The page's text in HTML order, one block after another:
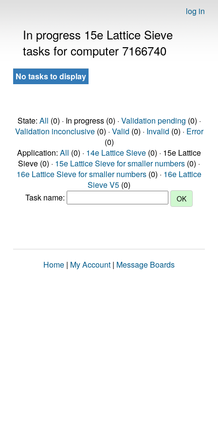
log in
In progress 15e Lattice Sieve
tasks for computer 7166740
No tasks to display
State: All (0) · In progress (0) · Validation pending (0) ·
Validation inconclusive(0) · Valid (0) · Invalid (0) · Error
(0)
Application: All (0) · 14e Lattice Sieve (0) · 15e Lattice
Sieve (0) · 15e Lattice Sieve for smaller numbers (0) ·
16e Lattice Sieve for smaller numbers (0) · 16e Lattice
Sieve V5 (0)
Task name:
Home | My Account | Message Boards